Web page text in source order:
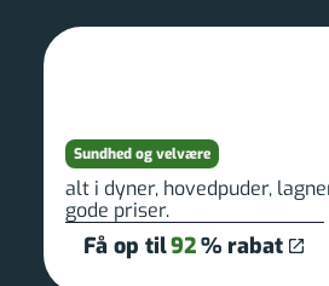
Sundhed og velvære
alt i dyner, hovedpuder,
gode priser.
Få op til92% rabat